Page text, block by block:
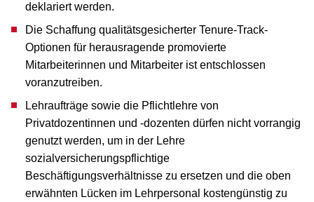
deklariert werden.
Die Schaffung qualitätsgesicherter Tenure-Track-
Optionen für herausragende promovierte
Mitarbeiterinnen und Mitarbeiter ist entschlossen
voranzutreiben.
Lehraufträge sowie die Pflichtlehre von
Privatdozentinnen und -dozenten dürfen nicht vorrangig
genutzt werden, um in der Lehre
sozialversicherungspflichtige
Beschäftigungsverhältnisse zu ersetzen und die oben
erwähnten Lücken im Lehrpersonal kostengünstig zu